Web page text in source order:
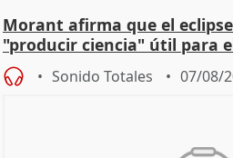
Morant afirma que el
"producir ciencia" útil para
Sonido Totales 07/08/